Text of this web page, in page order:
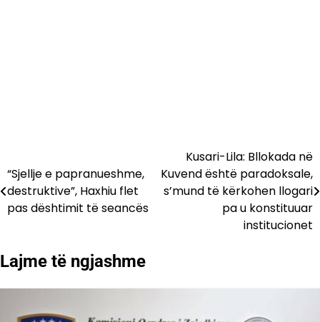
te
postimet
“Sjellje e papranueshme,
destruktive”, Haxhiu flet
pas dështimit të seancës
Kusari-Lila: Bllokada në
Kuvend është paradoksale,
s’mund të kërkohen llogari
pa u konstituuar
institucionet
Lajme të ngjashme